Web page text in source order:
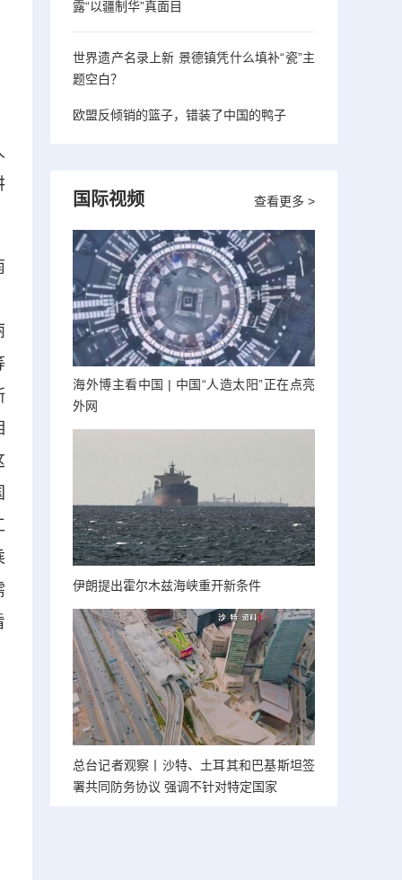
露“以疆制华”真面目
世界遗产名录上新 景德镇凭什么填补“瓷”主
题空白？
欧盟反倾销的篮子，错装了中国的鸭子
查看更多 >
国际视频
海外博主看中国 | 中国“人造太阳”正在点亮
外网
伊朗提出霍尔木兹海峡重开新条件
总台记者观察丨沙特、土耳其和巴基斯坦签
署共同防务协议 强调不针对特定国家